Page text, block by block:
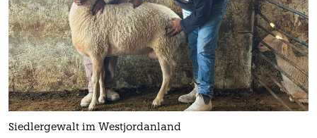
Siedlergewalt im Westjordanland